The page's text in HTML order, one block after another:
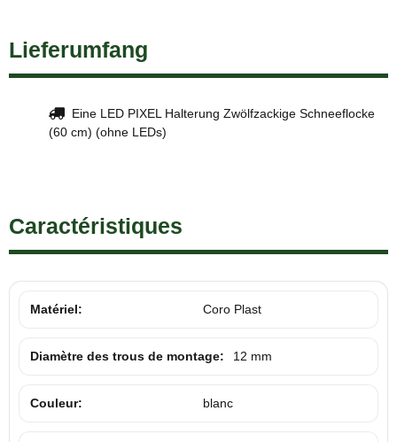
Lieferumfang
Eine LED PIXEL Halterung Zwölfzackige Schneeflocke
(60 cm) (ohne LEDs)
Caractéristiques
Matériel: Coro Plast
Diamètre des trous de montage: 12 mm
Couleur: blanc